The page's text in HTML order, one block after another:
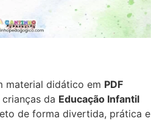
material didático em PDF
da Educação Infantil
de forma divertida, prática e